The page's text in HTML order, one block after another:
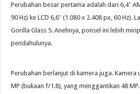
Perubahan besar pertama adalah dari 6,4″
90 Hz) ke LCD 6,6″ (1.080 x 2.408 px, 60 Hz).
Gorilla Glass 5. Anehnya, ponsel ini lebih
pendahulunya.
Perubahan berlanjut di kamera juga. Kamera
MP (bukaan f/1.8), yang menggantikan 48